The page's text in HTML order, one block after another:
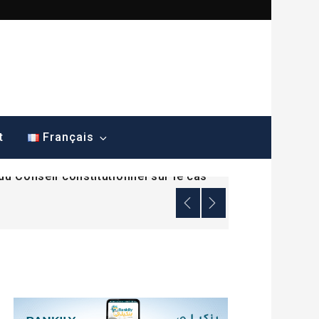
Français
Conseil constitutionnel sur le cas